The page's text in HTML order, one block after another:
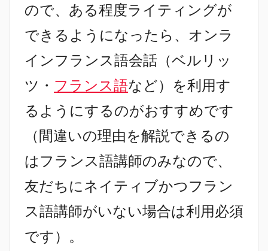
ので、ある程度ライティングが
できるようになったら、オンラ
インフランス語会話（ベルリッ
ツ・ フランス語など）を利用す
るようにするのがおすすめです
（間違いの理由を解説できるの
はフランス語講師のみなので、
友だちにネイティブかつフラン
ス語講師がいない場合は利用必須
です）。